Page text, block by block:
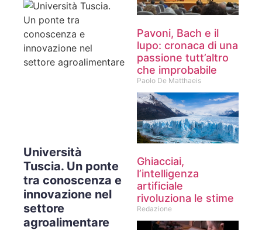
Università
Tuscia. Un ponte
tra conoscenza e
innovazione nel
settore
agroalimentare
Pavoni, Bach e il
lupo: cronaca di una
passione tutt’altro
che improbabile
Paolo De Matthaeis
Ghiacciai,
l’intelligenza
artificiale
rivoluziona le stime
Redazione